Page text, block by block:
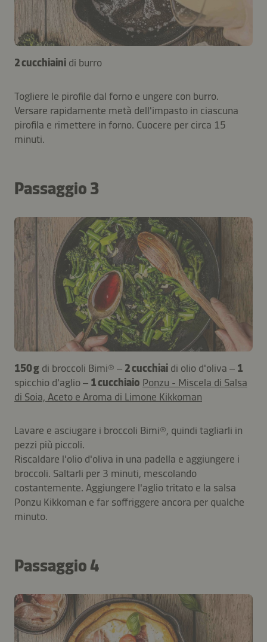
2 cucchiaini di burro
Togliere le pirofile dal forno e ungere con burro.
Versare rapidamente metà dell'impasto in ciascuna
pirofila e rimettere in forno. Cuocere per circa 15
minuti.
Passaggio 3
150 g di broccoli Bimi® – 2 cucchiai di olio d'oliva – 1
spicchio d'aglio – 1 cucchiaio Ponzu - Miscela di Salsa
di Soia, Aceto e Aroma di Limone Kikkoman
Lavare e asciugare i broccoli Bimi®, quindi tagliarli in
pezzi più piccoli.
Riscaldare l'olio d'oliva in una padella e aggiungere i
broccoli. Saltarli per 3 minuti, mescolando
costantemente. Aggiungere l'aglio tritato e la salsa
Ponzu Kikkoman e far soffriggere ancora per qualche
minuto.
Passaggio 4